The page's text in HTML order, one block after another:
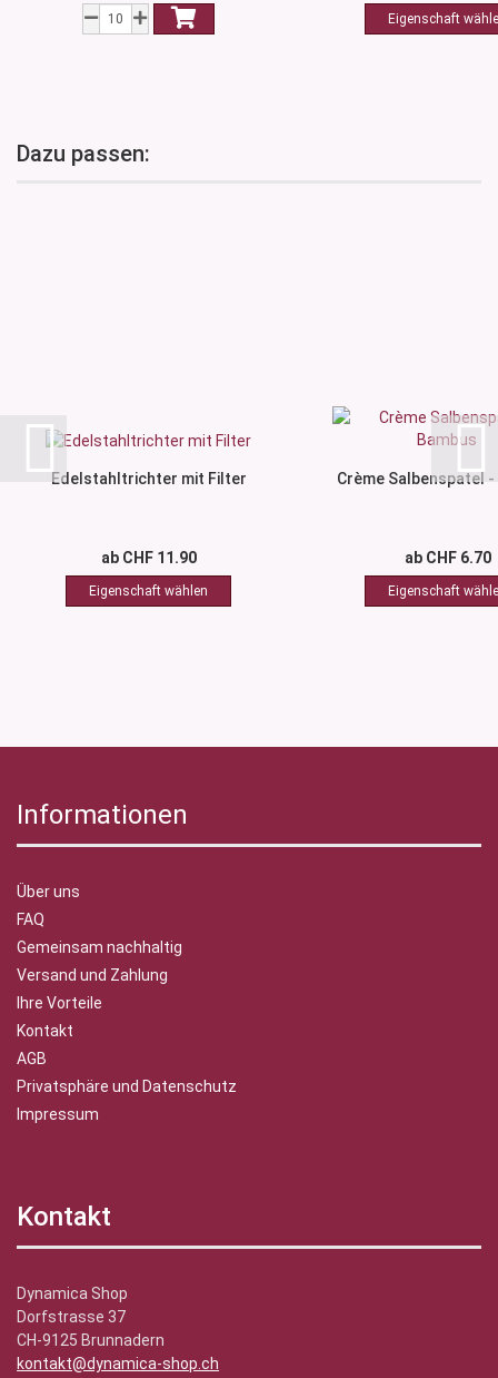
Dazu passen:
Edelstahltrichter mit Filter
ab CHF 11.90
Crème Salbenspatel -
ab CHF 6.70
Informationen
Über uns
FAQ
Gemeinsam nachhaltig
Versand und Zahlung
Ihre Vorteile
Kontakt
AGB
Privatsphäre und Datenschutz
Impressum
Kontakt
Dynamica Shop
Dorfstrasse 37
CH-9125 Brunnadern
kontakt@dynamica-shop.ch